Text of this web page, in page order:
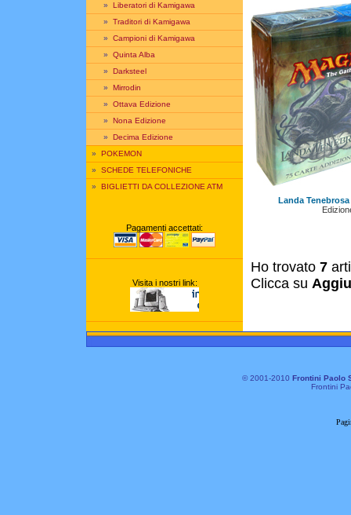
» Liberatori di Kamigawa
» Traditori di Kamigawa
» Campioni di Kamigawa
» Quinta Alba
» Darksteel
» Mirrodin
» Ottava Edizione
» Nona Edizione
» Decima Edizione
» POKEMON
» SCHEDE TELEFONICHE
» BIGLIETTI DA COLLEZIONE ATM
Pagamenti accettati:
Visita i nostri link:
Landa
Ho trovato 7
Clicca su
© 2001-2010 Frontini Paolo
Frontini